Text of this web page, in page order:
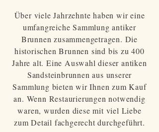
Über viele Jahrzehnte haben wir eine
umfangreiche Sammlung antiker
Brunnen zusammengetragen. Die
historischen Brunnen sind bis zu 400
Jahre alt. Eine Auswahl dieser antiken
Sandsteinbrunnen aus unserer
Sammlung bieten wir Ihnen zum Kauf
an. Wenn Restaurierungen notwendig
waren, wurden diese mit viel Liebe
zum Detail fachgerecht durchgeführt.